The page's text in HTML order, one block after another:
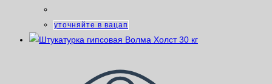
уточняйте в вацап